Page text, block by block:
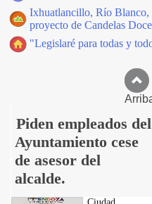
Ixhuatlancillo, Río Blanco,
proyecto de Candelas
"Legislaré para todas y
Piden empleados del
Ayuntamiento cese
de asesor del
alcalde.